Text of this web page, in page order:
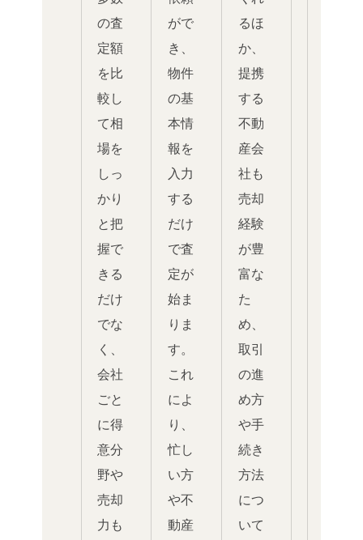
の査
定額
を比
較し
て相
場を
しっ
かり
と把
握で
きる
だけ
でな
く、
会社
ごと
に得
意分
野や
売却
力も
がで
き、
物件
の基
本情
報を
入力
する
だけ
で査
定が
始ま
りま
す。
これ
によ
り、
忙し
い方
や不
動産
るほ
か、
提携
する
不動
産会
社も
売却
経験
が豊
富な
た
め、
取引
の進
め方
や手
続き
方法
につ
いて